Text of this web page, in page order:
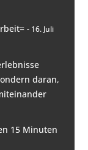
16. Juli
daran,
15 Minuten